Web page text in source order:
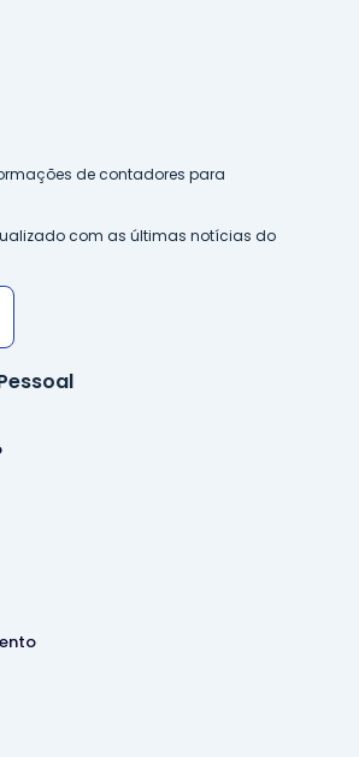
de contadores para
com as últimas notícias do